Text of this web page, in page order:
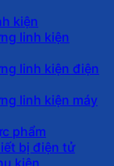
kiện
linh kiện
linh kiện điện
linh kiện máy
phẩm
bị điện tử
kiện